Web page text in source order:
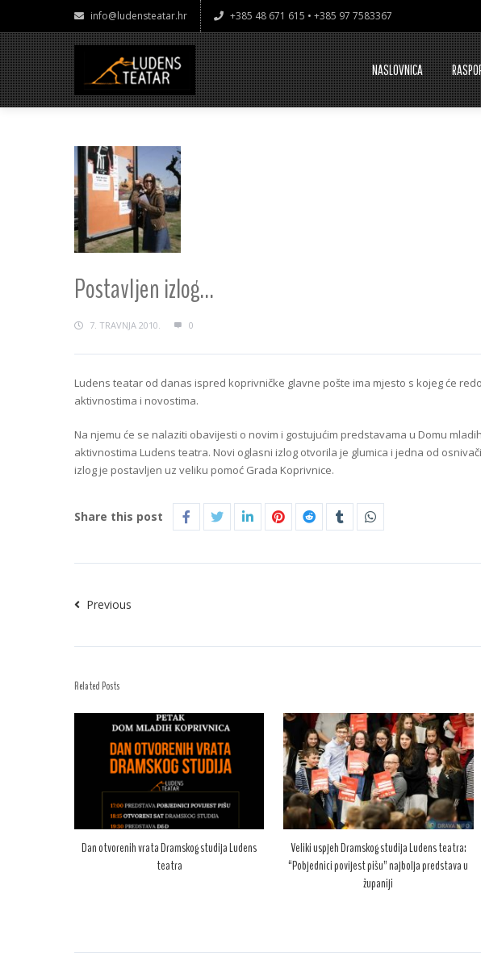
info@ludensteatar.hr +385 48 671 615 • +385 97 7583367
NASLOVNICA
Postavljen izlog…
7. TRAVNJA 2010. 0
Ludens teatar od danas ispred koprivničke glavne pošte ima mjesto s kojeg će
aktivnostima i novostima.
Na njemu će se nalaziti obavijesti o novim i gostujućim predstavama u Domu
aktivnostima Ludens teatra. Novi oglasni izlog otvorila je glumica i jedna od
izlog je postavljen uz veliku pomoć Grada Koprivnice.
Share this post
Previous
Related Posts
Dan otvorenih vrata Dramskog studija Ludens
teatra
Veliki uspjeh Dramskog studija Ludens teatra:
“Pobjednici povijest pišu” najbolja predstava u
županiji